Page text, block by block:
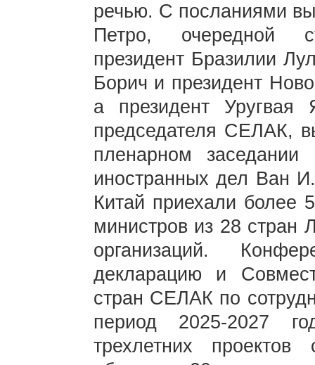
речью. С посланиями
Петро, очередной
президент Бразилии
Борич и президент
а президент
председателя СЕЛАК,
пленарном заседании
иностранных дел Ван
Китай приехали более
министров из 28 стран
организаций.
декларацию и
стран СЕЛАК по
период 2025-2027
трехлетних проектов